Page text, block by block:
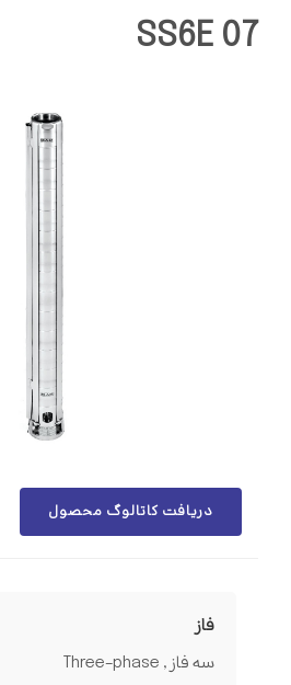
SS6E 07
دریافت کاتالوگ محصول
فاز
سه فاز , Three-phase